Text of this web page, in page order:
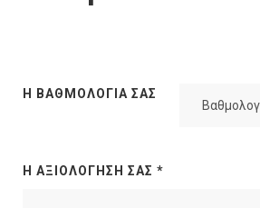
Η ΒΑΘΜΟΛΟΓΊΑ ΣΑΣ
Η ΑΞΙΟΛΌΓΗΣΉ ΣΑΣ *